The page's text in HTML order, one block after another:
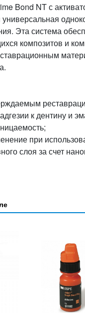
Bond NT с
Эта система
композитов и
к дентину и
при
слоя за счет